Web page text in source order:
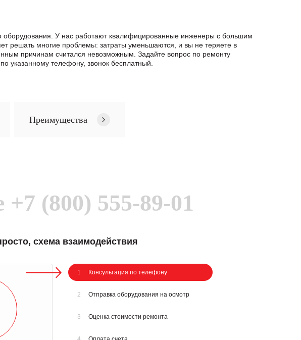
оборудования. У нас работают квалифицированные инженеры с большим
решать многие проблемы: затраты уменьшаются, и вы не теряете в
причинам считался невозможным. Задайте вопрос по ремонту
указанному телефону, звонок бесплатный.
Преимущества
+7 (800) 555-89-01
схема взаимодействия
1 Консультация по телефону
2 Отправка оборудования на осмотр
3 Оценка стоимости ремонта